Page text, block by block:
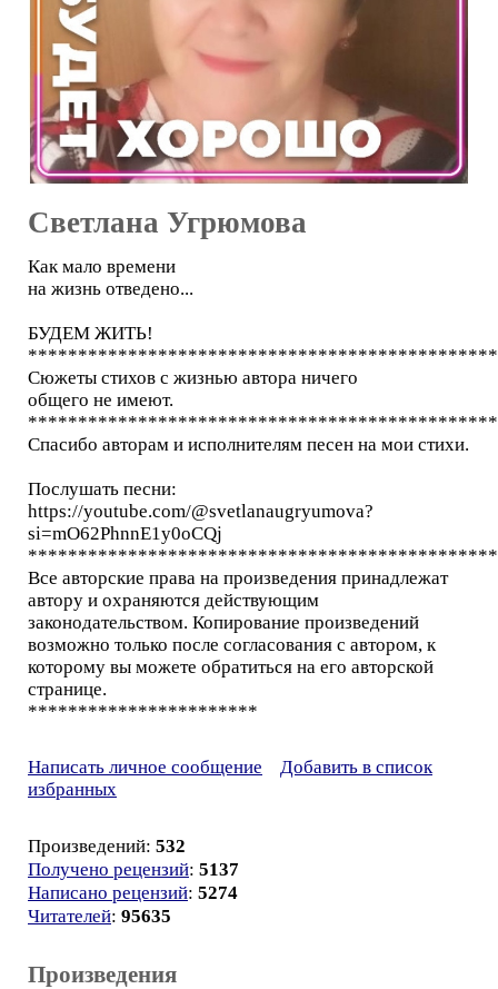
Светлана Угрюмова
Как мало времени
на жизнь отведено...
БУДЕМ ЖИТЬ!
Сюжеты стихов с жизнью автора ничего
общего не имеют.
Спасибо авторам и исполнителям песен на мои стихи.
Послушать песни:
https://youtube.com/@svetlanaugryumova?
si=mO62PhnnE1y0oCQj
Все авторские права на произведения принадлежат
автору и охраняются действующим
законодательством. Копирование произведений
возможно только после согласования с автором, к
которому вы можете обратиться на его авторской
странице.
***********************
Написать личное сообщение
Добавить в список
избранных
Произведений: 532
Получено рецензий: 5137
Написано рецензий: 5274
Читателей: 95635
Произведения